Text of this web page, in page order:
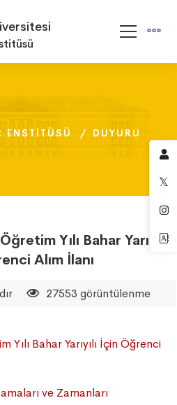
ENSTITÜSÜ DUYURU
ENSTITÜSÜ DUYURU
ENSTITÜSÜ DUYURU
Yılı Bahar Yarıyılı
Alım İlanı
27553 görüntülenme
Bahar Yarıyılı İçin Öğrenci
ve Zamanları